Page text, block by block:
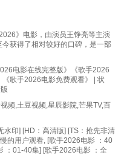
20260620
20260625
20260627
20260630
》电影，由演员王铮亮等主演
获得了相对较好的口碑，是一部
电影在线完整版》《歌手2026
歌手2026电影免费观看》 | 状
频,土豆视频,星辰影院,芒果TV,百
印] [HD：高清版] [TS：抢先非清
的用户观看, [歌手2026电影 ：40
：01-40集] [歌手2026电影 ：全